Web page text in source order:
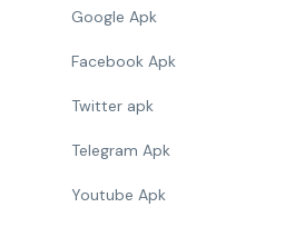
Google Apk
Facebook Apk
Twitter apk
Telegram Apk
Youtube Apk